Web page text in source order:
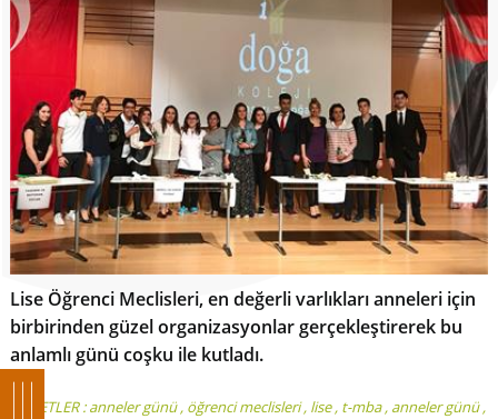
Lise Öğrenci Meclisleri, en değerli varlıkları anneleri için
birbirinden güzel organizasyonlar gerçekleştirerek bu
anlamlı günü coşku ile kutladı.
ETİKETLER :anneler günü, öğrenci meclisleri, lise, t-mba, anneler günü,